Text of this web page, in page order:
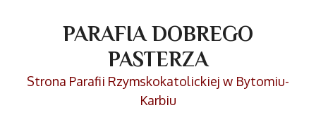
PARAFIA DOBREGO
PASTERZA
Strona Parafii Rzymskokatolickiej w Bytomiu-
Karbiu